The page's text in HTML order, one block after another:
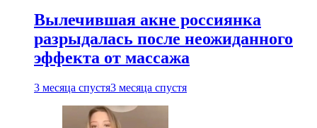
Вылечившая акне россиянка
разрыдалась после неожиданного
эффекта от массажа
3 месяца спустя3 месяца спустя